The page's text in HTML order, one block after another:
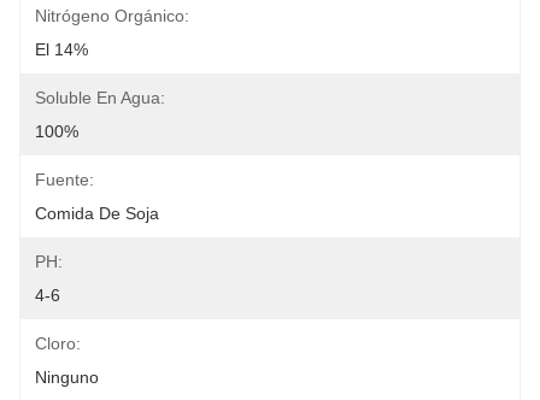
Nitrógeno Orgánico:
El 14%
Soluble En Agua:
100%
Fuente:
Comida De Soja
PH:
4-6
Cloro:
Ninguno